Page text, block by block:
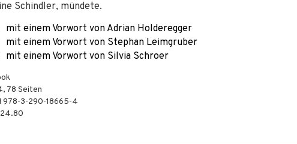
Schindler, mündete.
mit einem Vorwort von Adrian Holderegger
mit einem Vorwort von Stephan Leimgruber
mit einem Vorwort von Silvia Schroer
, 78 Seiten
978-3-290-18665-4